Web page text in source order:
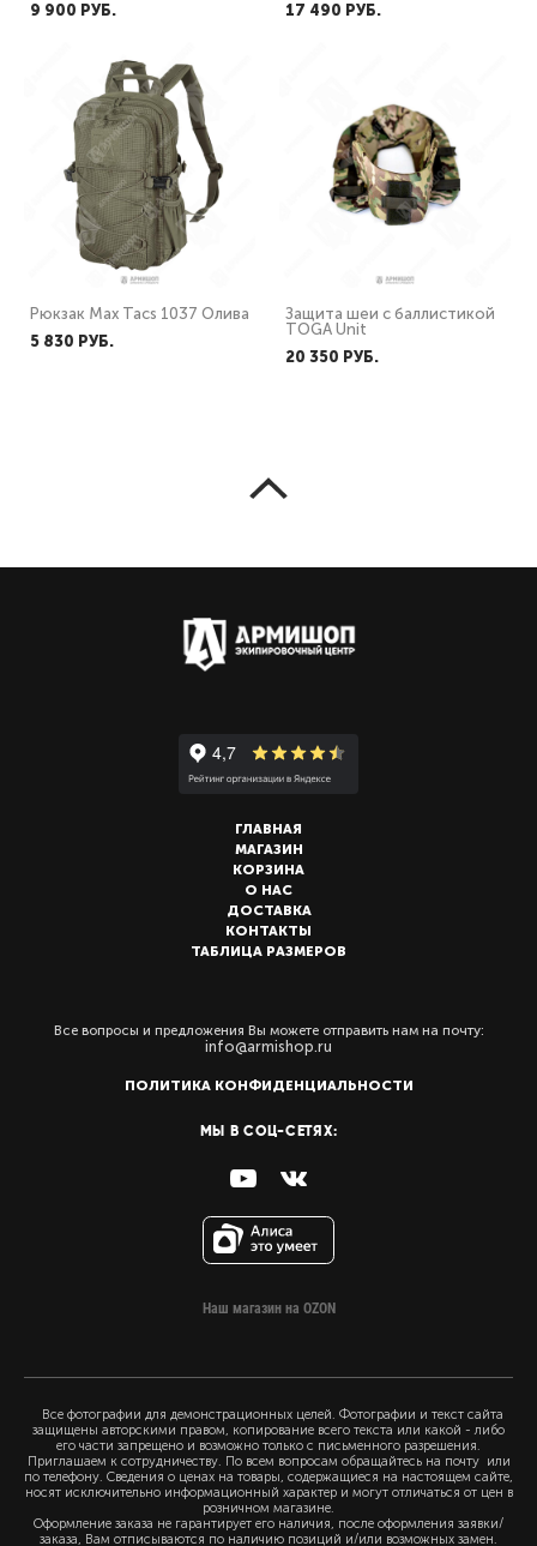
9 900 PУБ.
17 490 PУБ.
Рюкзак Max Tacs 1037 Олива
5 830 PУБ.
Защита шеи с баллистикой
TOGA Unit
20 350 PУБ.
ГЛАВНАЯ
МАГАЗИН
КОРЗИНА
О НАС
ДОСТАВКА
КОНТАКТЫ
ТАБЛИЦА РАЗМЕРОВ
Все вопросы и предложения Вы можете отправить нам на почту:
info@armishop.ru
ПОЛИТИКА КОНФИДЕНЦИАЛЬНОСТИ
МЫ В СОЦ-СЕТЯХ:
Наш магазин на OZON
Все фотографии для демонстрационных целей. Фотографии и текст сайта
защищены авторскими правом, копирование всего текста или какой - либо
его части запрещено и возможно только с письменного разрешения.
Приглашаем к сотрудничеству. По всем вопросам обращайтесь на почту или
по телефону. Сведения о ценах на товары, содержащиеся на настоящем сайте,
носят исключительно информационный характер и могут отличаться от цен в
розничном магазине.
Оформление заказа не гарантирует его наличия, после оформления заявки/
заказа, Вам отписываются по наличию позиций и/или возможных замен.